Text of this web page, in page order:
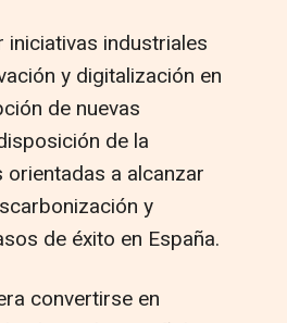
industriales
y digitalización en
de nuevas
de la
a alcanzar
y
de éxito en España.
convertirse en